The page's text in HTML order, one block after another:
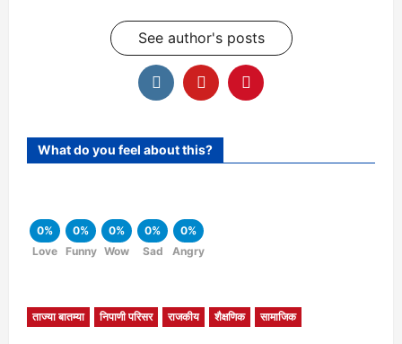
See author's posts
What do you feel about this?
0%
Love
0%
Funny
0%
Wow
0%
Sad
0%
Angry
ताज्या बातम्या निपाणी परिसर राजकीय शैक्षणिक सामाजिक